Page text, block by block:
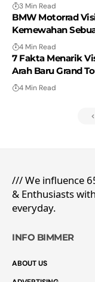
3 Min Read
BMW Motorrad
Kemewahan
4 Min Read
7 Fakta Menarik
Arah Baru Grand
4 Min Read
/// We influence
& Enthusiasts
everyday.
INFO BIMMER
ABOUT US